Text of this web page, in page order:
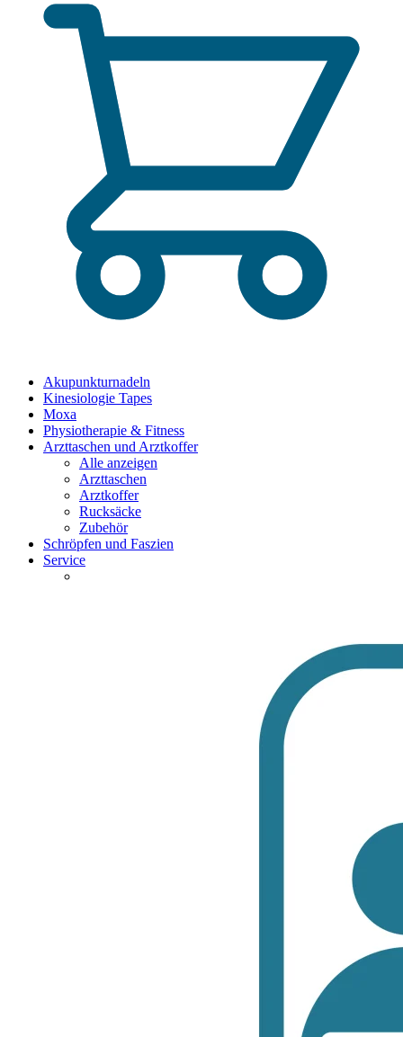
Akupunkturnadeln
Kinesiologie Tapes
Moxa
Physiotherapie & Fitness
Arzttaschen und Arztkoffer
Alle anzeigen
Arzttaschen
Arztkoffer
Rucksäcke
Zubehör
Schröpfen und Faszien
Service